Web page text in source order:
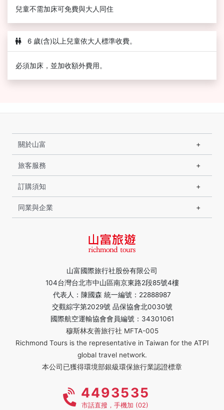
兒童不需加床可免費與大人同住
6 歲(含)以上兒童依大人標準收費。
必須加床，並加收額外費用。
山富國際旅行社股份有限公司
104台灣台北市中山區南京東路2段85號4樓
代表人：陳國森 統一編號：22888987
交觀綜字第2029號 品保協會北0030號
國際航空運輸協會會員編號：34301061
穆斯林友善旅行社 MFTA-005
Richmond Tours is the representative in Taiwan for the ATPI
global travel network.
本公司已獲得環境部銀級環保旅行業認證標章
關於山富
旅客服務
訂購須知
同業與企業
4493535
市話直撥，手機加 (02)